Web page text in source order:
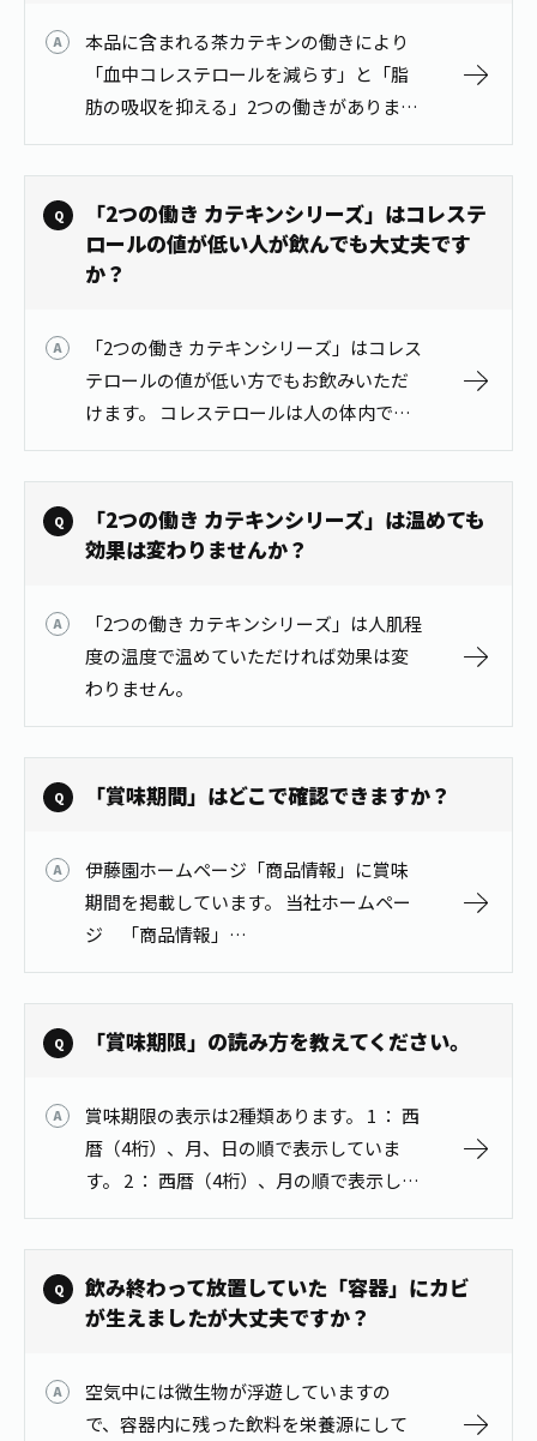
本品に含まれる茶カテキンの働きにより
「血中コレステロールを減らす」と「脂
肪の吸収を抑える」2つの働きがありま
す。 ■関与成分：茶カテキン197mg ■1
日2本、食事の際に1本を目安にお飲みく
ださい。 詳しくは、「2つの働…
「2つの働き カテキンシリーズ」はコレステ
ロールの値が低い人が飲んでも大丈夫です
か？
「2つの働き カテキンシリーズ」はコレス
テロールの値が低い方でもお飲みいただ
けます。 コレステロールは人の体内でも
作られており、下がり過ぎないように体
内で調節されております。
「2つの働き カテキンシリーズ」は温めても
効果は変わりませんか？
「2つの働き カテキンシリーズ」は人肌程
度の温度で温めていただければ効果は変
わりません。
「賞味期間」はどこで確認できますか？
伊藤園ホームページ「商品情報」に賞味
期間を掲載しています。 当社ホームペー
ジ 「商品情報」
https://www.itoen.co.jp/products/
「賞味期限」の読み方を教えてください。
賞味期限の表示は2種類あります。 1 ： 西
暦（4桁）、月、日の順で表示していま
す。 2 ： 西暦（4桁）、月の順で表示して
います。 ※賞味期間が｢2022年5月」とな
っている製品は、2022年5月末日までおい
しくお飲み…
飲み終わって放置していた「容器」にカビ
が生えましたが大丈夫ですか？
空気中には微生物が浮遊していますの
で、容器内に残った飲料を栄養源にして